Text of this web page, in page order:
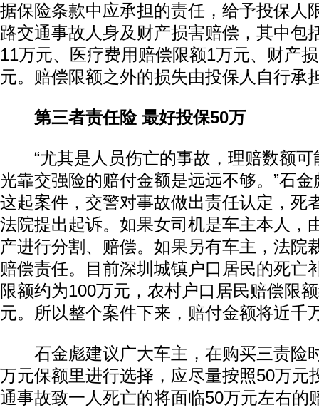
据保险条款中应承担的责任，给予投保人
路交通事故人身及财产损害赔偿，其中包
11万元、医疗费用赔偿限额1万元、财产
元。赔偿限额之外的损失由投保人自行承
第三者责任险 最好投保50万
“尤其是人员伤亡的事故，理赔数额可
光靠交强险的赔付金额是远远不够。”石
这起案件，交警对事故做出责任认定，死
法院提出起诉。如果女司机是车主本人，
产进行分割、赔偿。如果另有车主，法院
赔偿责任。目前深圳城镇户口居民的死亡
限额约为100万元，农村户口居民赔偿限
元。所以整个案件下来，赔付金额将近千
石金彪建议广大车主，在购买三责险
万元保额里进行选择，应尽量按照50万元
通事故致一人死亡的将面临50万元左右的